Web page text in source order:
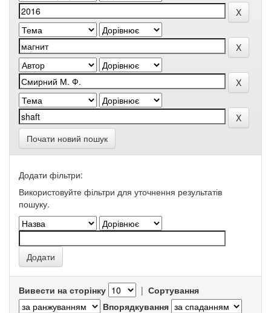
Почати новий пошук
Додати фільтри:
Використовуйте фільтри для уточнення результатів
пошуку.
Вивести на сторінку | Сортування
Впорядкування